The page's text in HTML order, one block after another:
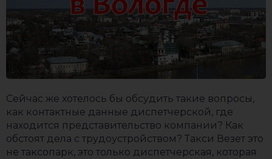
Сейчас же хотелось бы обсудить такие вопросы,
как контактные данные диспетчерской, где
находится представительство компании? Как
обстоят дела с трудоустройством? Такси Везет это
не таксопарк, это только диспетчерская, которая